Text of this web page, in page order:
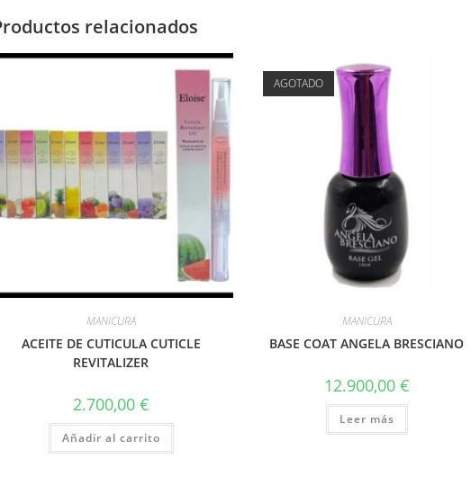
relacionados
MANICURA
ACEITE DE CUTICULA CUTICLE
REVITALIZER
2.700,00 €
Añadir al carrito
AGOTADO
MANICURA
BASE COAT ANGELA BRESCIANO
12.900,00 €
Leer más